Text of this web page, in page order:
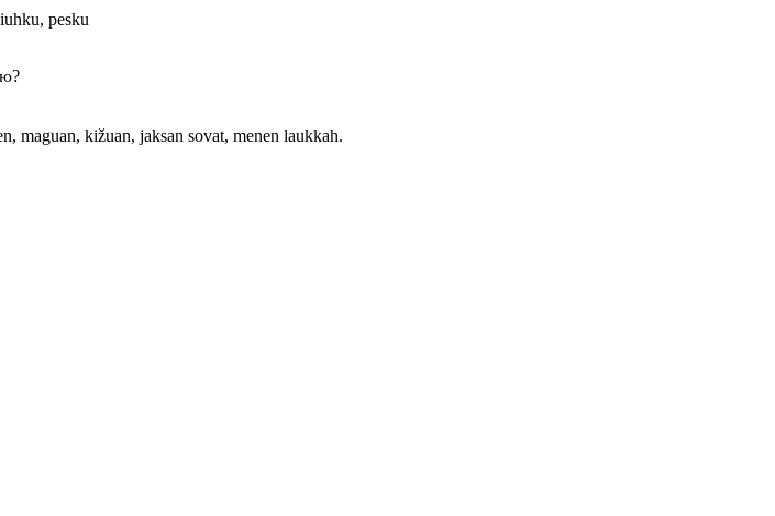
pesku
maguan, kižuan, jaksan sovat, menen laukkah.